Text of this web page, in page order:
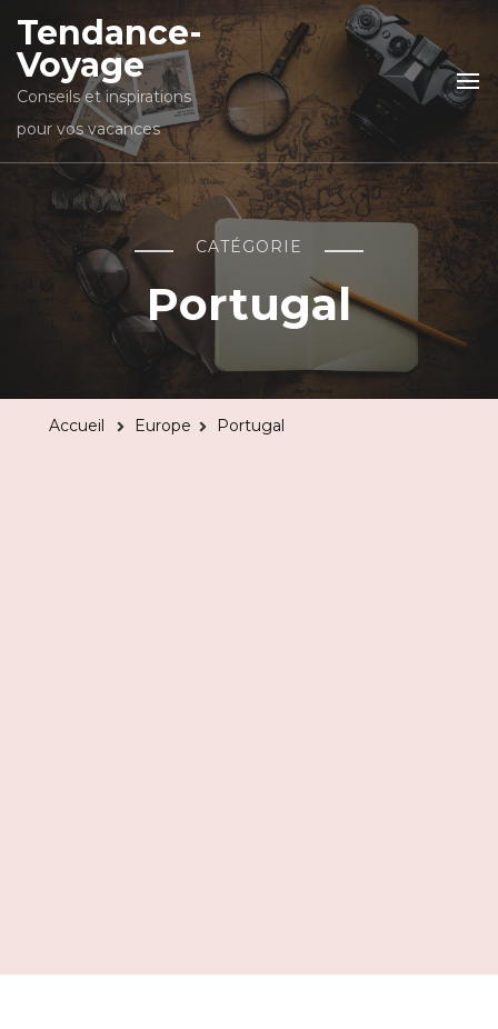
Tendance-
Voyage
Conseils et inspirations
pour vos vacances
CATÉGORIE
Portugal
Accueil Europe Portugal